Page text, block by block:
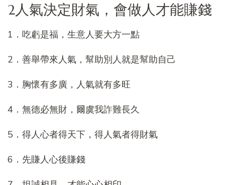
2人氣決定財氣，會做人才能賺錢
1．吃虧是福，生意人要大方一點
2．善舉帶來人氣，幫助別人就是幫助自己
3．胸懷有多廣，人氣就有多旺
4．無德必無財，爾虞我詐難長久
5．得人心者得天下，得人氣者得財氣
6．先賺人心後賺錢